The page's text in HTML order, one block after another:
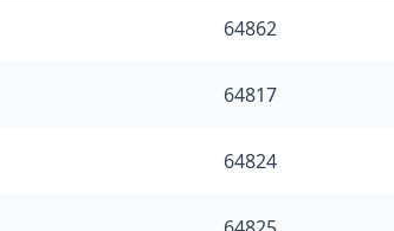
64862
64817
64824